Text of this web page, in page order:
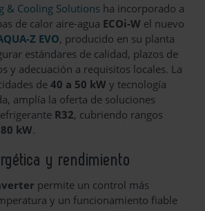
& Cooling Solutions ha incorporado a
de calor aire-agua ECOi-W el nuevo
Z EVO, producido en su planta
estándares de calidad, plazos de
y adecuación a requisitos locales. La
de 40 a 50 kW y tecnología
amplía la oferta de soluciones
R32, cubriendo rangos
kW.
y rendimiento
permite un control más
y un funcionamiento fiable